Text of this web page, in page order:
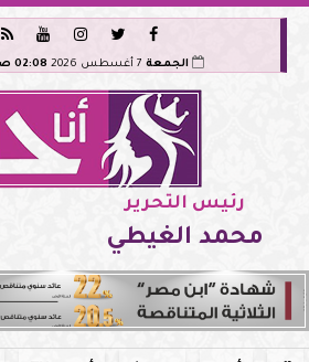





الجمعة 02:08 صـ
رئيس التحرير
محمد الغيطي